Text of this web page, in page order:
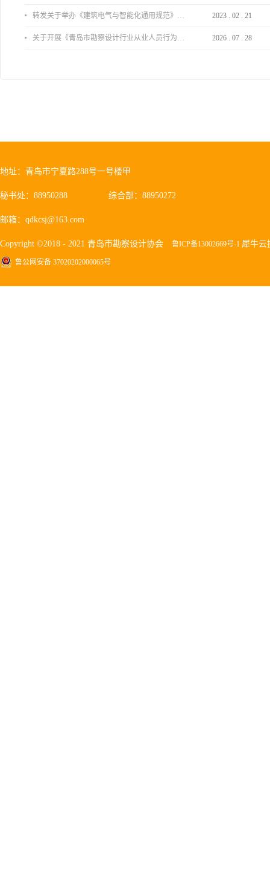
转发关于举办《建筑电气与智能化通用规范》 GB55024-2022公益宣贯的通知 2023 . 02 . 21
关于开展《青岛市勘察设计行业从业人员行为导则》、《青岛市住宅工程设计审查品质提升指引（2026版）》宣贯活动的通知 2026 . 07 . 28
地址：青岛市宁夏路288号一号楼甲
秘书处：88950288 综合部：88950272
邮箱：qdkcsj@163.com
Copyright ©2018 - 2021 青岛市勘察设计协会 鲁ICP备13002669号-1 犀牛云
鲁公网安备 37020202000065号